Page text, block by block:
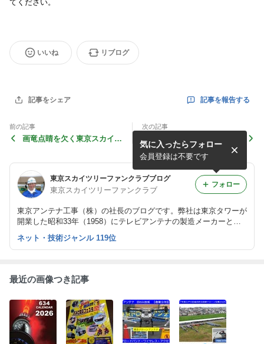
てください。
いいね リブログ
記事をシェア 記事を報告する
前の記事
画竜点睛を欠く東京スカイツ
次の記事
スカイツリー開業ネタで福岡
RKBラジオの生放送に出ま
した。2012.5.22 12：10頃
東京スカイツリーファンクラブブログ
東京スカイツリーファンクラブ
東京アンテナ工事（株）の社長のブログです。弊社は東京タワーが
開業した昭和33年（1958）にテレビアンテナの製造メーカーとし
て創業しました。
気に入ったらフォロー
会員登録は不要です
フォロー
ネット・技術ジャンル 119位
最近の画像つき記事